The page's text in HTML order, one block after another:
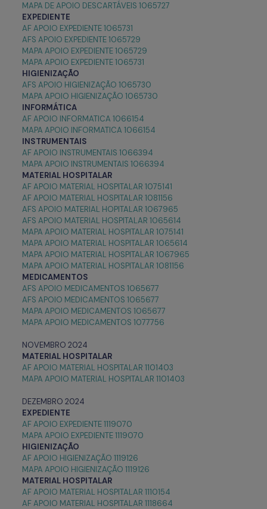
MAPA DE APOIO DESCARTÁVEIS 1065727
EXPEDIENTE
AF APOIO EXPEDIENTE 1065731
AFS APOIO EXPEDIENTE 1065729
MAPA APOIO EXPEDIENTE 1065729
MAPA APOIO EXPEDIENTE 1065731
HIGIENIZAÇÃO
AFS APOIO HIGIENIZAÇÃO 1065730
MAPA APOIO HIGIENIZAÇÃO 1065730
INFORMÁTICA
AF APOIO INFORMATICA 1066154
MAPA APOIO INFORMATICA 1066154
INSTRUMENTAIS
AF APOIO INSTRUMENTAIS 1066394
MAPA APOIO INSTRUMENTAIS 1066394
MATERIAL HOSPITALAR
AF APOIO MATERIAL HOSPITALAR 1075141
AF APOIO MATERIAL HOSPITALAR 1081156
AFS APOIO MATERIAL HOPITALAR 1067965
AFS APOIO MATERIAL HOSPITALAR 1065614
MAPA APOIO MATERIAL HOSPITALAR 1075141
MAPA APOIO MATERIAL HOSPITALAR 1065614
MAPA APOIO MATERIAL HOSPITALAR 1067965
MAPA APOIO MATERIAL HOSPITALAR 1081156
MEDICAMENTOS
AFS APOIO MEDICAMENTOS 1065677
AFS APOIO MEDICAMENTOS 1065677
MAPA APOIO MEDICAMENTOS 1065677
MAPA APOIO MEDICAMENTOS 1077756
NOVEMBRO 2024
MATERIAL HOSPITALAR
AF APOIO MATERIAL HOSPITALAR 1101403
MAPA APOIO MATERIAL HOSPITALAR 1101403
DEZEMBRO 2024
EXPEDIENTE
AF APOIO EXPEDIENTE 1119070
MAPA APOIO EXPEDIENTE 1119070
HIGIENIZAÇÃO
AF APOIO HIGIENIZAÇÃO 1119126
MAPA APOIO HIGIENIZAÇÃO 1119126
MATERIAL HOSPITALAR
AF APOIO MATERIAL HOSPITALAR 1110154
AF APOIO MATERIAL HOSPITALAR 1118664